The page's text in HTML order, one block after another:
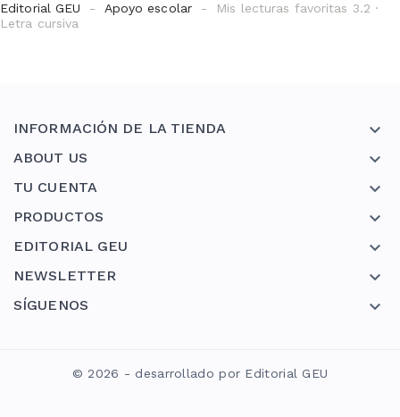
Editorial GEU Apoyo escolar
Mis lecturas favoritas 3.2 ·
Letra cursiva
INFORMACIÓN DE LA TIENDA 
ABOUT US 
TU CUENTA 
PRODUCTOS 
EDITORIAL GEU 
NEWSLETTER 
SÍGUENOS 
© 2026 - desarrollado por Editorial GEU